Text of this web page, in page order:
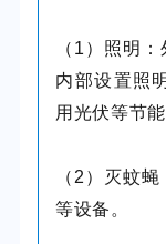
（1）照明
内部设置照
用光伏等节
（2）灭蚊
等设备。